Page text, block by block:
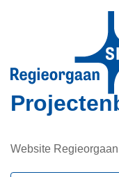
de
inhoud
gaan
Website